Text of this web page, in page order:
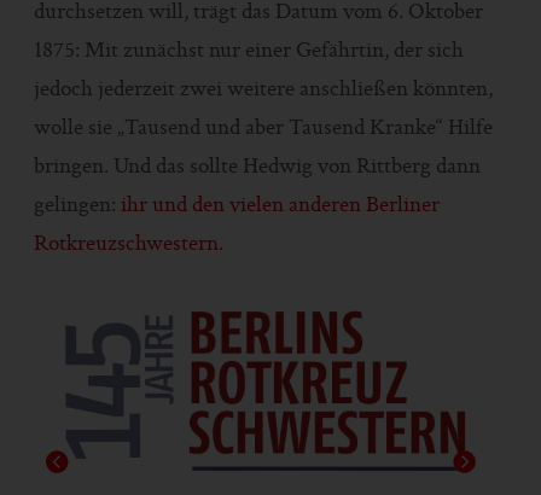
durchsetzen will, trägt das Datum vom 6. Oktober
1875: Mit zunächst nur einer Gefährtin, der sich
jedoch jederzeit zwei weitere anschließen könnten,
wolle sie „Tausend und aber Tausend Kranke“ Hilfe
bringen. Und das sollte Hedwig von Rittberg dann
gelingen: ihr und den vielen anderen Berliner
Rotkreuzschwestern.